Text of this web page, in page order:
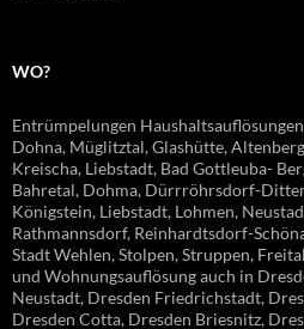
WO?
Entrümpelungen
Dohna, Müglitztal, Glashütte,
Kreischa, Liebstadt, Bad Gottleuba-
Bahretal, Dohma, Dürrröhrsdorf-
Königstein, Liebstadt, Lohmen,
Rathmannsdorf, Reinhardtsdorf-
Stadt Wehlen, Stolpen, Struppen,
und Wohnungsauflösung auch in
Neustadt, Dresden Friedrichstadt,
Dresden Cotta, Dresden Briesnitz,